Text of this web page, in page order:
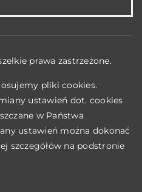
prawa zastrzeżone.
pliki cookies.
ustawień dot. cookies
w Państwa
ustawień można dokonać
szczegółów na podstronie